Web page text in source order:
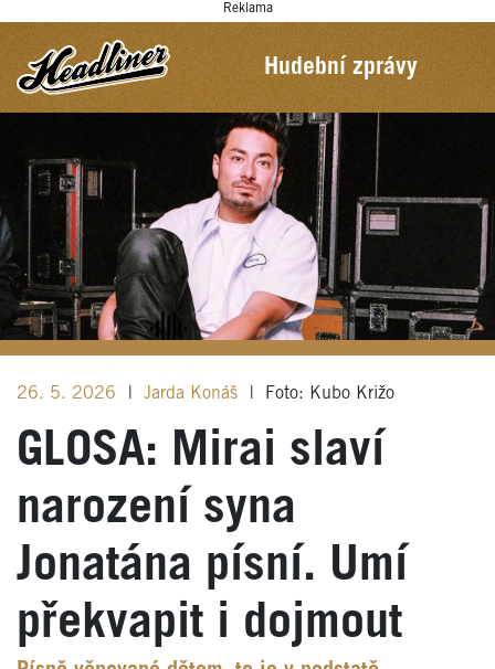
Reklama
Hudební zprávy
26. 5. 2026 Jarda Konáš Foto: Kubo Križo
GLOSA: Mirai slaví
narození syna
Jonatána písní. Umí
překvapit i dojmout